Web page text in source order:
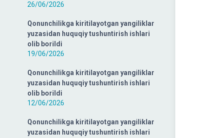
26/06/2026
Qonunchilikga kiritilayotgan yangiliklar
yuzasidan huquqiy tushuntirish ishlari
olib borildi
19/06/2026
Qonunchilikga kiritilayotgan yangiliklar
yuzasidan huquqiy tushuntirish ishlari
olib borildi
12/06/2026
Qonunchilikga kiritilayotgan yangiliklar
yuzasidan huquqiy tushuntirish ishlari